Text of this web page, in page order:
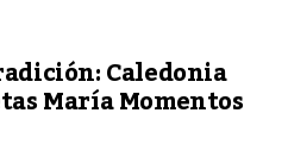
Caledonia
María Momentos